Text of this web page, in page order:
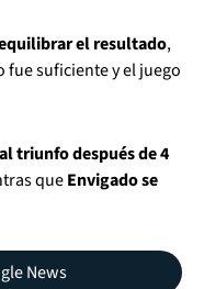
el resultado,
suficiente y el juego
triunfo después de 4
queEnvigado se
News